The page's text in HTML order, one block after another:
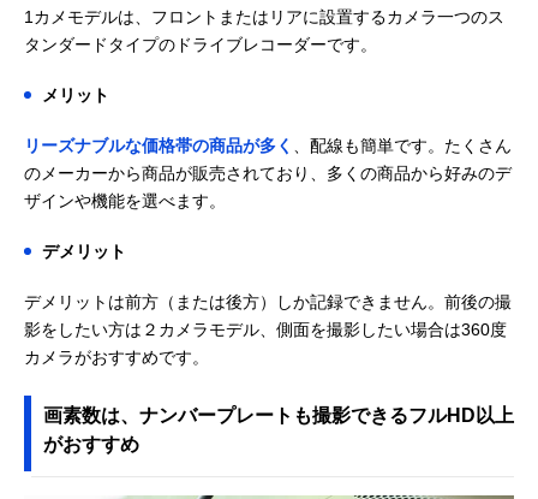
1カメモデルは、フロントまたはリアに設置するカメラ一つのス
タンダードタイプのドライブレコーダーです。
メリット
リーズナブルな価格帯の商品が多く 、配線も簡単です。たくさん
のメーカーから商品が販売されており、多くの商品から好みのデ
ザインや機能を選べます。
デメリット
デメリットは前方（または後方）しか記録できません。前後の撮
影をしたい方は２カメラモデル、側面を撮影したい場合は360度
カメラがおすすめです。
画素数は、ナンバープレートも撮影できるフルHD以上
がおすすめ